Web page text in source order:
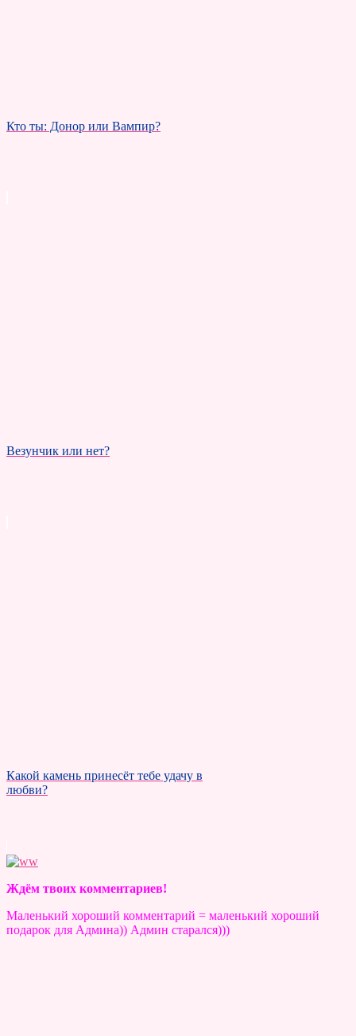
Кто ты: Донор или Вампир?
Везунчик или нет?
Какой камень принесёт тебе удачу в
любви?
Ждём твоих комментариев!
Маленький хороший комментарий = маленький хороший
подарок для Админа)) Админ старался)))